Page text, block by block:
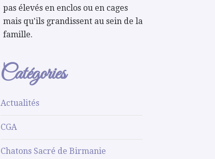
pas élevés en enclos ou en cages
mais qu'ils grandissent au sein de la
famille.
Catégories
Actualités
CGA
Chatons Sacré de Birmanie